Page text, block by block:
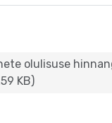
olulisuse
KB)